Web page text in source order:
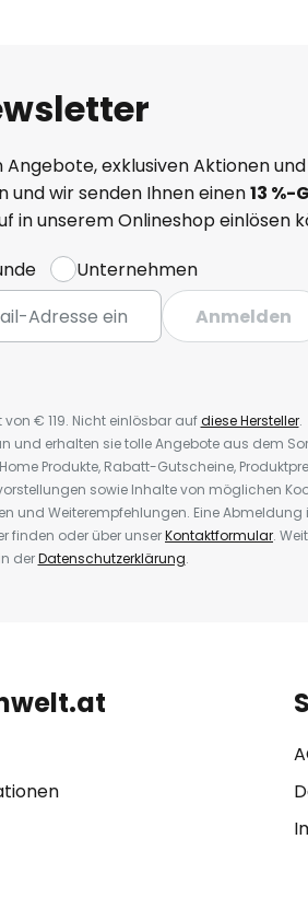
exklusiven Aktionen
wir senden Ihnen einen13 %-
in unserem Onlineshop einlösen
Unternehmen
Anmelden
€ 119. Nicht einlösbar aufdiese Hersteller.
und erhalten sie tolle Angebote aus dem
Produkte, Rabatt-Gutscheine,
sowie Inhalte von möglichen
und Weiterempfehlungen. Eine
finden oder über unserKontaktformular.
derDatenschutzerklärung.